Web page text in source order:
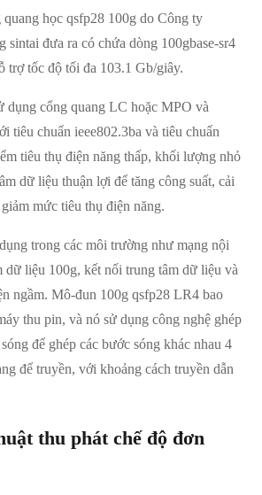
học qsfp28 100g do Công ty
đưa ra có chứa dòng 100gbase-sr4
trợ tốc độ tối đa 103.1 Gb/giây.
dụng cổng quang LC hoặc MPO và
tiêu chuẩn ieee802.3ba và tiêu chuẩn
tiêu thụ điện năng thấp, khối lượng nhỏ
dữ liệu thuận lợi để tăng công suất, cải
mức tiêu thụ điện năng.
trong các môi trường như mạng nội
dữ liệu 100g, kết nối trung tâm dữ liệu và
ngầm. Mô-đun 100g qsfp28 LR4 bao
thu pin, và nó sử dụng công nghệ ghép
để ghép các bước sóng khác nhau 4
để truyền, với khoảng cách truyền dẫn
thu phát chế độ đơn